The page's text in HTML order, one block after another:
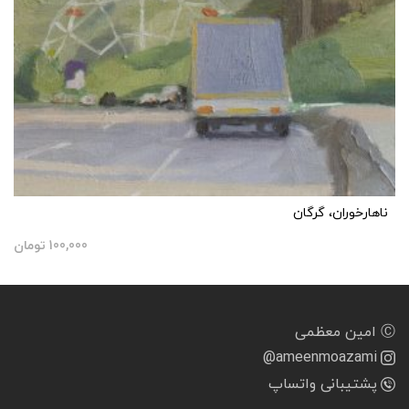
ناهارخوران، گرگان
100,000 تومان
Ⓒ امین معظمی
@ameenmoazami
پشتیبانی واتساپ